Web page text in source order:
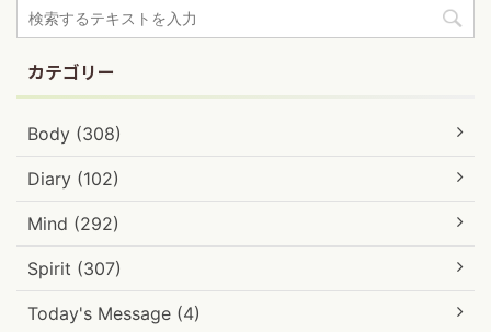
カテゴリー
Body (308)
Diary (102)
Mind (292)
Spirit (307)
Today's Message (4)